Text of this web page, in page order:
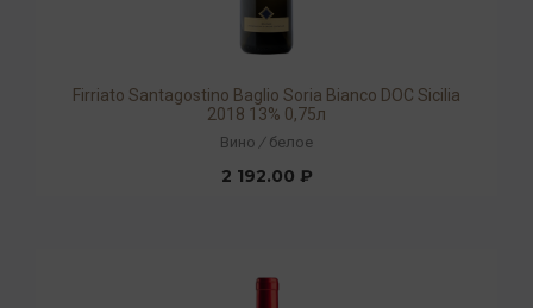
Firriato Santagostino Baglio Soria Bianco DOC Sicilia
2018 13% 0,75л
Вино / белое
2 192.00 ₽